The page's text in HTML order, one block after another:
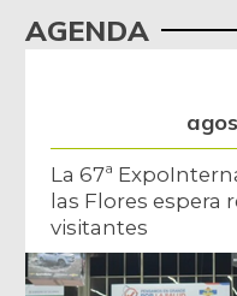
AGENDA
La 67ª
las Flores espera
visitantes